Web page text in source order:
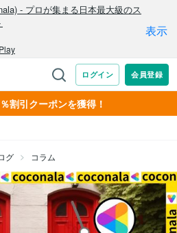
割引クーポンを獲得！
グ コラム